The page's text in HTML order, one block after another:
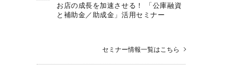
お店の成長を加速させる！ 「公庫融資
と補助金／助成金」活用セミナー
セミナー情報一覧はこちら